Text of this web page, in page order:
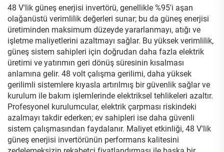
Koşullarına Dayanıklılık
48 V'lik güneş enerjisi invertörü, genellikle %95'i aşan
olağanüstü verimlilik değerleri sunar; bu da güneş enerjisi
üretiminden maksimum düzeyde yararlanmayı, atığı ve
işletme maliyetlerini azaltmayı sağlar. Bu yüksek verimlilik,
güneş sistem sahipleri için doğrudan daha fazla elektrik
üretimi ve yatırımın geri dönüş süresinin kısalması
anlamına gelir. 48 volt çalışma gerilimi, daha yüksek
gerilimli sistemlere kıyasla artırılmış bir güvenlik sağlar ve
kurulum ile bakım işlemlerinde elektriksel tehlikeleri azaltır.
Profesyonel kurulumcular, elektrik çarpması riskindeki
azalmayı takdir ederken; ev sahipleri ise daha güvenli
sistem çalışmasından faydalanır. Maliyet etkinliği, 48 V'lik
güneş enerjisi invertörünün performans kalitesini